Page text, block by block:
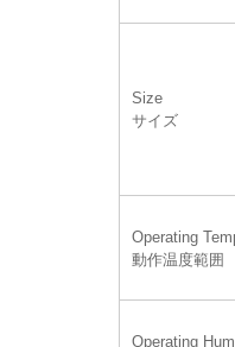
Size
サイズ
Operating
動作温度範囲
Operating